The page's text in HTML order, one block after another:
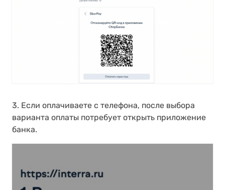
3. Если оплачиваете с телефона, после выбора
варианта оплаты потребует открыть приложение
банка.